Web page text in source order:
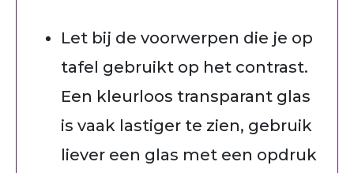
Let bij de voorwerpen die je op
tafel gebruikt op het contrast.
Een kleurloos transparant glas
is vaak lastiger te zien, gebruik
liever een glas met een opdruk